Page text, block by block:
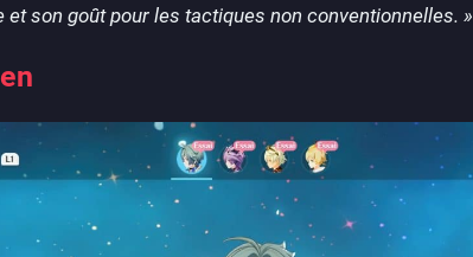
et son goût pour les tactiques non conventionnelles. »